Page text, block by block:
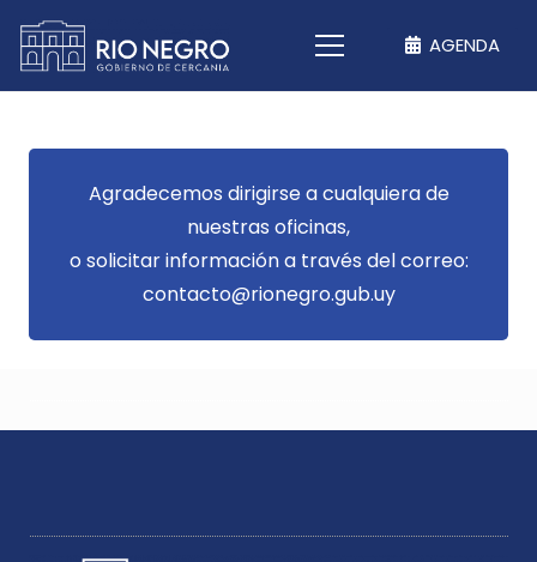
AGENDA
Agradecemos dirigirse a cualquiera de
nuestras oficinas,
o solicitar información a través del correo:
contacto@rionegro.gub.uy